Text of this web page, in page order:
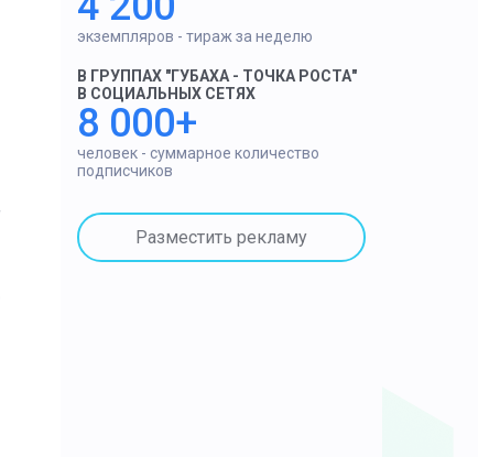
экземпляров - тираж за неделю
В ГРУППАХ "ГУБАХА - ТОЧКА РОСТА"
В СОЦИАЛЬНЫХ СЕТЯХ
8 000+
человек - суммарное количество
подписчиков
Разместить рекламу